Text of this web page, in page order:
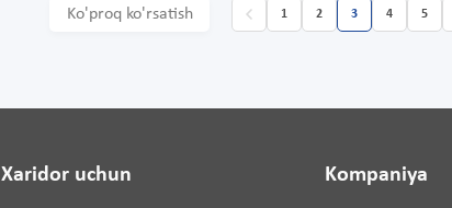
Ko'proq ko'rsatish 1 2 3 4 5
Xaridor uchun Kompaniya